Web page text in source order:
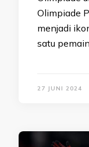
Olimpiade
menjadi
satu
27 JUNI 2024